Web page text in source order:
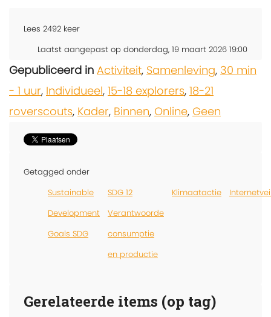
Lees 2492 keer
Laatst aangepast op donderdag, 19 maart 2026 19:00
Gepubliceerd in Activiteit, Samenleving, 30 min
- 1 uur, Individueel, 15-18 explorers, 18-21
roverscouts, Kader, Binnen, Online, Geen
Getagged onder
Sustainable
Development
Goals SDG
SDG 12
Verantwoorde
consumptie
en productie
Klimaatactie
Gerelateerde items (op tag)